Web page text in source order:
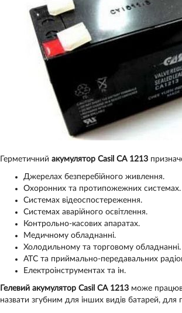
Герметичний акумулятор Casil СА 1213
Джерелах безперебійного живлення.
Охоронних та протипожежних системах.
Системах відеоспостереження.
Системах аварійного освітлення.
Контрольно-касових апаратах.
Медичному обладнанні.
Холодильному та торговому обладнанні.
АТС та приймально-передавальних
Електроінструментах та ін.
Гелевий акумулятор Casil СА 1213 може
назвати згубним для інших видів батарей,